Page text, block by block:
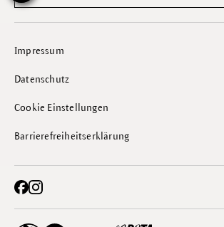
Impressum
Datenschutz
Cookie Einstellungen
Barrierefreiheitserklärung